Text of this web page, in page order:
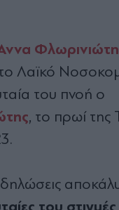
Φλωρινιώτη
Λαϊκό
του πνοή ο
, το πρωί της